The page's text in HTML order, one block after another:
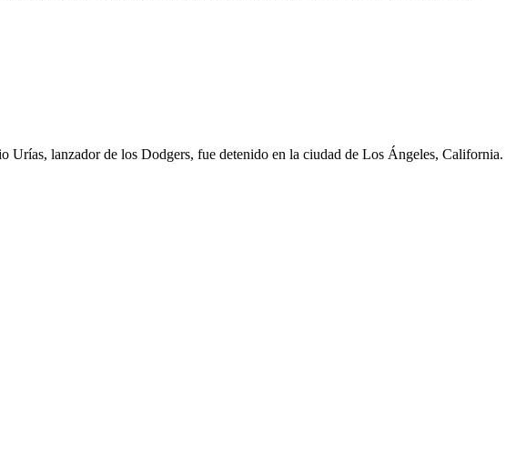
lanzador de los Dodgers, fue detenido en la ciudad de Los Ángeles, California.